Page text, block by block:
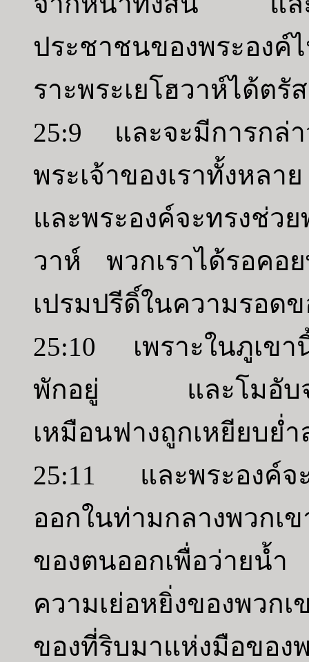
ประชาชนของพระอง
ราะพระเยโฮวาห์ได้ตรั
25:9 และจะมีการก
พระเจ้าของเราทั้งหล
และพระองค์จะทรงช่ว
วาห์ พวกเราได้รอคอ
เปรมปรีดิ์ในความรอดข
25:10 เพราะในภูเขา
พักอยู่ และโมอับจะ
เหมือนฟางถูกเหยียบย่
25:11 และพระองค์จะ
ออกในท่ามกลางพวก
ของตนออกเพื่อว่ายน้
ความเย่อหยิ่งของพว
ของที่ริบมาแห่งมือของ